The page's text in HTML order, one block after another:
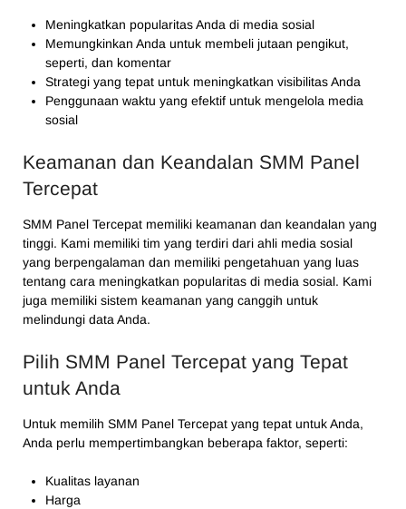
Meningkatkan popularitas Anda di media sosial
Memungkinkan Anda untuk membeli jutaan pengikut,
seperti, dan komentar
Strategi yang tepat untuk meningkatkan visibilitas Anda
Penggunaan waktu yang efektif untuk mengelola media
sosial
Keamanan dan Keandalan SMM Panel
Tercepat
SMM Panel Tercepat memiliki keamanan dan keandalan yang
tinggi. Kami memiliki tim yang terdiri dari ahli media sosial
yang berpengalaman dan memiliki pengetahuan yang luas
tentang cara meningkatkan popularitas di media sosial. Kami
juga memiliki sistem keamanan yang canggih untuk
melindungi data Anda.
Pilih SMM Panel Tercepat yang Tepat
untuk Anda
Untuk memilih SMM Panel Tercepat yang tepat untuk Anda,
Anda perlu mempertimbangkan beberapa faktor, seperti:
Kualitas layanan
Harga